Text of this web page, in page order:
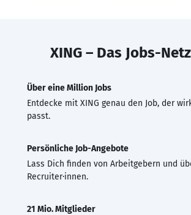
XING – Das Jobs-
Über eine Million Jobs
Entdecke mit XING genau den Job, der
passt.
Persönliche Job-Angebote
Lass Dich finden von Arbeitgebern und
Recruiter·innen.
21 Mio. Mitglieder